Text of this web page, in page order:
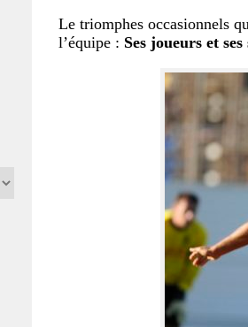
Le triomphes occasionnels
l’équipe : Ses joueurs et